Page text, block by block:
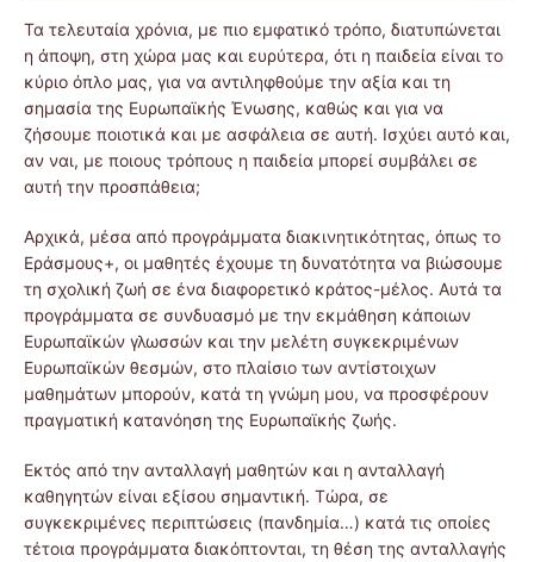
Τα τελευταία χρόνια, με πιο εμφατικό τρόπο, διατυπώνεται
η άποψη, στη χώρα μας και ευρύτερα, ότι η παιδεία είναι το
κύριο όπλο μας, για να αντιληφθούμε την αξία και τη
σημασία της Ευρωπαϊκής Ένωσης, καθώς και για να
ζήσουμε ποιοτικά και με ασφάλεια σε αυτή. Ισχύει αυτό και,
αν ναι, με ποιους τρόπους η παιδεία μπορεί συμβάλει σε
αυτή την προσπάθεια;
Αρχικά, μέσα από προγράμματα διακινητικότητας, όπως το
Εράσμους+, οι μαθητές έχουμε τη δυνατότητα να βιώσουμε
τη σχολική ζωή σε ένα διαφορετικό κράτος-μέλος. Αυτά τα
προγράμματα σε συνδυασμό με την εκμάθηση κάποιων
Ευρωπαϊκών γλωσσών και την μελέτη συγκεκριμένων
Ευρωπαϊκών θεσμών, στο πλαίσιο των αντίστοιχων
μαθημάτων μπορούν, κατά τη γνώμη μου, να προσφέρουν
πραγματική κατανόηση της Ευρωπαϊκής ζωής.
Εκτός από την ανταλλαγή μαθητών και η ανταλλαγή
καθηγητών είναι εξίσου σημαντική. Τώρα, σε
συγκεκριμένες περιπτώσεις (πανδημία…) κατά τις οποίες
τέτοια προγράμματα διακόπτονται, τη θέση της ανταλλαγής